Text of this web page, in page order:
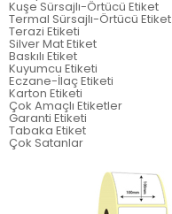
Kuşe Sürsajlı-Örtücü Etiket
Termal Sürsajlı-Örtücü Etiket
Terazi Etiketi
Silver Mat Etiket
Baskılı Etiket
Kuyumcu Etiketi
Eczane-İlaç Etiketi
Karton Etiketi
Çok Amaçlı Etiketler
Garanti Etiketi
Tabaka Etiket
Çok Satanlar